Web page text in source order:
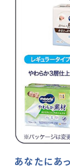
あなたにあ